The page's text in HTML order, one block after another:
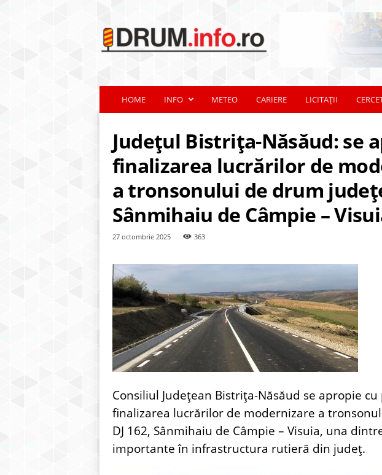
m
n
o
HOME INFO METEO CARIERE LICITAȚII
Județul Bistrița-Năsăud: se
finalizarea lucrărilor de
a tronsonului de drum
Sânmihaiu de Câmpie –
27 octombrie 2025 363
Consiliul Județean Bistrița-Năsăud se apropie
finalizarea lucrărilor de modernizare a
DJ 162, Sânmihaiu de Câmpie – Visuia, una
importante în infrastructura rutieră din județ.